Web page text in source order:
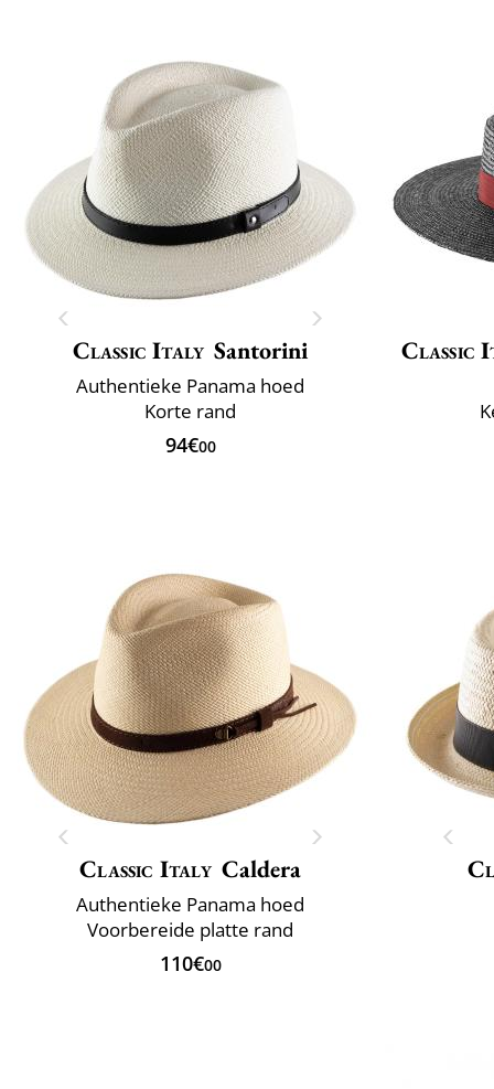
Classic Italy Santorini
Authentieke Panama hoed
Korte rand
94€00
Classic
Classic Italy Caldera
Authentieke Panama hoed
Voorbereide platte rand
110€00